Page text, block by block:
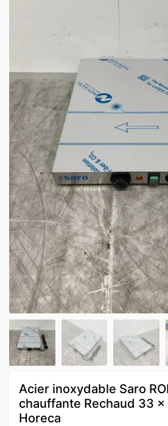
Acier inoxydable Saro
chauffante Rechaud 33
Horeca